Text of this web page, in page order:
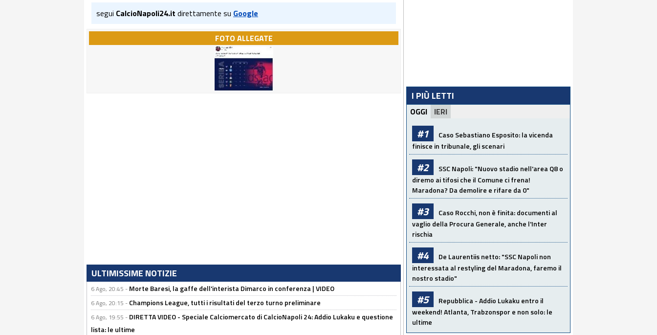
segui CalcioNapoli24.it direttamente su Google
FOTO ALLEGATE
ULTIMISSIME NOTIZIE
6 Ago, 20:45 - Morte Baresi, la gaffe dell'interista Dimarco in conferenza | VIDEO
6 Ago, 20:15 - Champions League, tutti i risultati del terzo turno preliminare
6 Ago, 19:55 - DIRETTA VIDEO - Speciale Calciomercato di CalcioNapoli 24: Addio Lukaku e questione
lista: le ultime
I PIÙ LETTI
OGGI IERI
#1
Caso Sebastiano Esposito: la vicenda
finisce in tribunale, gli scenari
#2
SSC Napoli: "Nuovo stadio nell'area Q8 o
diremo ai tifosi che il Comune ci frena!
Maradona? Da demolire e rifare da 0"
#3
Caso Rocchi, non è finita: documenti al
vaglio della Procura Generale, anche l'Inter
rischia
#4
De Laurentiis netto: "SSC Napoli non
interessata al restyling del Maradona, faremo il
nostro stadio"
#5
Repubblica - Addio Lukaku entro il
weekend! Atlanta, Trabzonspor e non solo: le
ultime